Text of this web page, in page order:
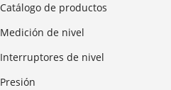
Catálogo de productos
Medición de nivel
Interruptores de nivel
Presión